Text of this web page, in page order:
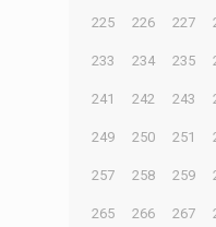
225 226 227
233 234 235
241 242 243
249 250 251
257 258 259
265 266 267